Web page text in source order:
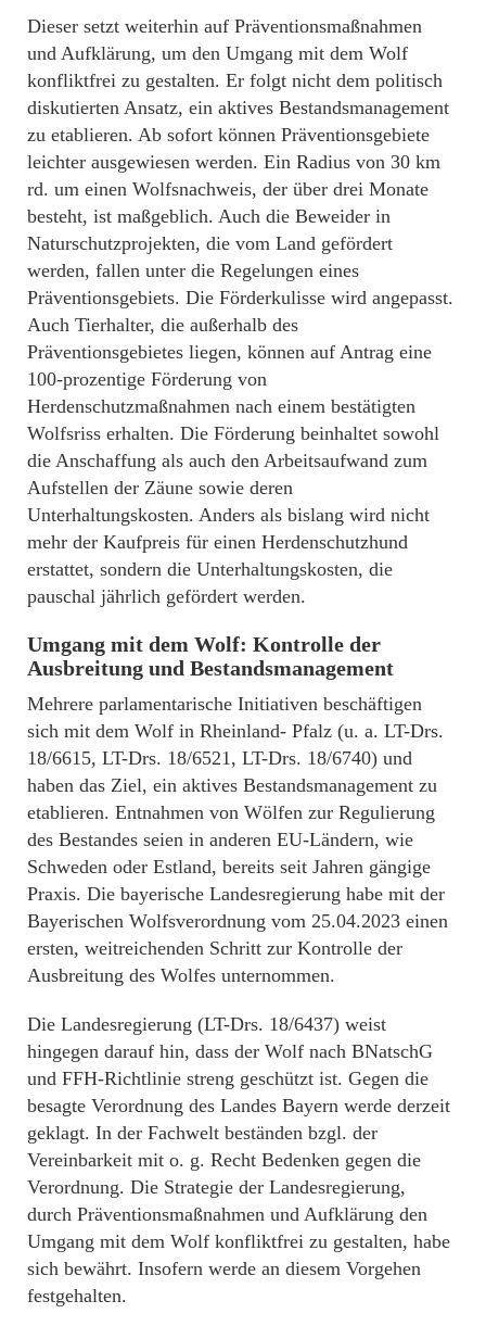
Dieser setzt weiterhin auf Präventionsmaßnahmen
und Aufklärung, um den Umgang mit dem Wolf
konfliktfrei zu gestalten. Er folgt nicht dem politisch
diskutierten Ansatz, ein aktives Bestandsmanagement
zu etablieren. Ab sofort können Präventionsgebiete
leichter ausgewiesen werden. Ein Radius von 30 km
rd. um einen Wolfsnachweis, der über drei Monate
besteht, ist maßgeblich. Auch die Beweider in
Naturschutzprojekten, die vom Land gefördert
werden, fallen unter die Regelungen eines
Präventionsgebiets. Die Förderkulisse wird angepasst.
Auch Tierhalter, die außerhalb des
Präventionsgebietes liegen, können auf Antrag eine
100-prozentige Förderung von
Herdenschutzmaßnahmen nach einem bestätigten
Wolfsriss erhalten. Die Förderung beinhaltet sowohl
die Anschaffung als auch den Arbeitsaufwand zum
Aufstellen der Zäune sowie deren
Unterhaltungskosten. Anders als bislang wird nicht
mehr der Kaufpreis für einen Herdenschutzhund
erstattet, sondern die Unterhaltungskosten, die
pauschal jährlich gefördert werden.
Umgang mit dem Wolf: Kontrolle der
Ausbreitung und Bestandsmanagement
Mehrere parlamentarische Initiativen beschäftigen
sich mit dem Wolf in Rheinland- Pfalz (u. a. LT-Drs.
18/6615, LT-Drs. 18/6521, LT-Drs. 18/6740) und
haben das Ziel, ein aktives Bestandsmanagement zu
etablieren. Entnahmen von Wölfen zur Regulierung
des Bestandes seien in anderen EU-Ländern, wie
Schweden oder Estland, bereits seit Jahren gängige
Praxis. Die bayerische Landesregierung habe mit der
Bayerischen Wolfsverordnung vom 25.04.2023 einen
ersten, weitreichenden Schritt zur Kontrolle der
Ausbreitung des Wolfes unternommen.
Die Landesregierung (LT-Drs. 18/6437) weist
hingegen darauf hin, dass der Wolf nach BNatschG
und FFH-Richtlinie streng geschützt ist. Gegen die
besagte Verordnung des Landes Bayern werde derzeit
geklagt. In der Fachwelt beständen bzgl. der
Vereinbarkeit mit o. g. Recht Bedenken gegen die
Verordnung. Die Strategie der Landesregierung,
durch Präventionsmaßnahmen und Aufklärung den
Umgang mit dem Wolf konfliktfrei zu gestalten, habe
sich bewährt. Insofern werde an diesem Vorgehen
festgehalten.